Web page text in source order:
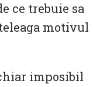
ce trebuie sa
motivul
imposibil